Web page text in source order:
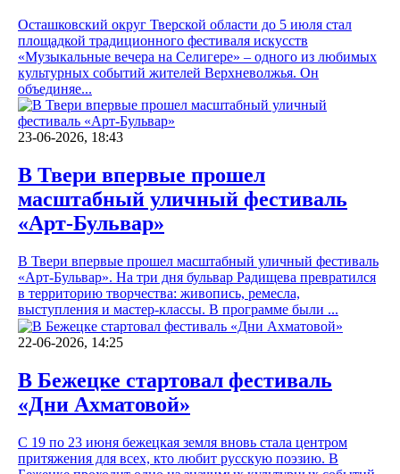
Осташковский округ Тверской области до 5 июля стал
площадкой традиционного фестиваля искусств
«Музыкальные вечера на Селигере» – одного из любимых
культурных событий жителей Верхневолжья. Он
объединяе...
23-06-2026, 18:43
В Твери впервые прошел
масштабный уличный фестиваль
«Арт-Бульвар»
В Твери впервые прошел масштабный уличный фестиваль
«Арт-Бульвар». На три дня бульвар Радищева превратился
в территорию творчества: живопись, ремесла,
выступления и мастер-классы. В программе были ...
22-06-2026, 14:25
В Бежецке стартовал фестиваль
«Дни Ахматовой»
С 19 по 23 июня бежецкая земля вновь стала центром
притяжения для всех, кто любит русскую поэзию. В